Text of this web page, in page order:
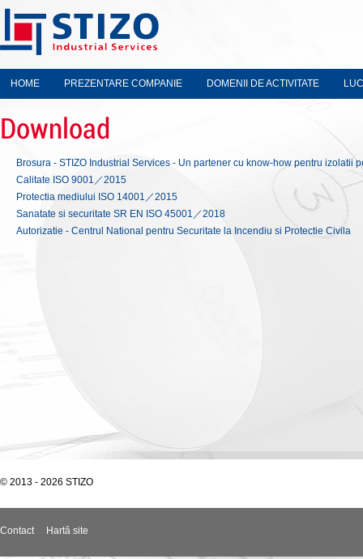
HOME PREZENTARE COMPANIE DOMENII DE ACTIVITATE
Download
Brosura - STIZO Industrial Services - Un partener cu know-how pentru izolatii
Calitate ISO 9001／2015
Protectia mediului ISO 14001／2015
Sanatate si securitate SR EN ISO 45001／2018
Autorizatie - Centrul National pentru Securitate la Incendiu si Protectie Civila
© 2013 - 2026 STIZO
Contact Hartă site